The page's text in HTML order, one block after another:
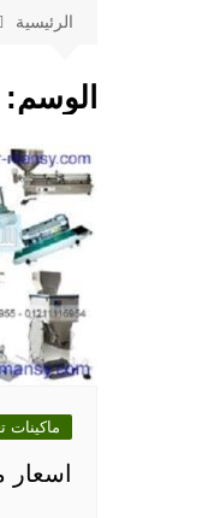
الرئيسية
الوسم:
ماكينات
اسعار